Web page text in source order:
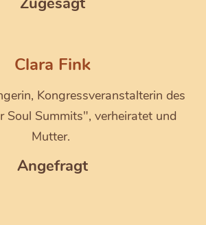
Clara Fink
Kongressveranstalterin des
Soul Summits", verheiratet und
Mutter.
Angefragt